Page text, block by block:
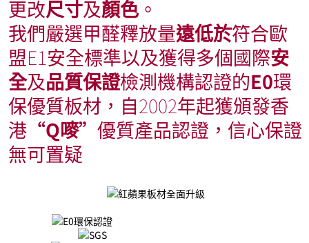
更改尺寸及顏色 。
我們嚴選甲醛釋放量遠低於符合歐
盟E1安全標準以及獲得多個國際安
全及品質保證檢測機構認證的E0環
保優質板材，自2002年起獲頒發香
港 “Q嘜” 優質產品認證，信心保證
無可置疑